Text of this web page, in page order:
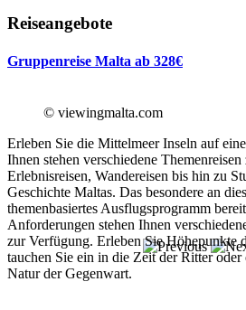
Reiseangebote
Gruppenreise Malta ab 328€
© viewingmalta.com
Erleben Sie die Mittelmeer Inseln auf
Ihnen stehen verschiedene
Erlebnisreisen, Wandereisen bis hin zu
Geschichte Maltas. Das besondere an
themenbasiertes Ausflugsprogramm
Anforderungen stehen Ihnen
zur Verfügung. Erleben Sie Höhepunkte
tauchen Sie ein in die Zeit der Ritter
Natur der Gegenwart.